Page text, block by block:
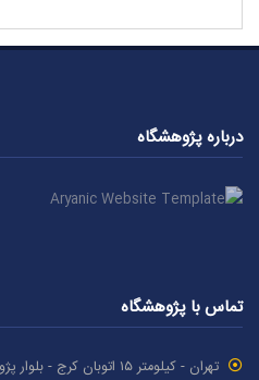
درباره پژوهشگاه
تماس با پژوهشگاه
تهران - کیلومتر ۱۵